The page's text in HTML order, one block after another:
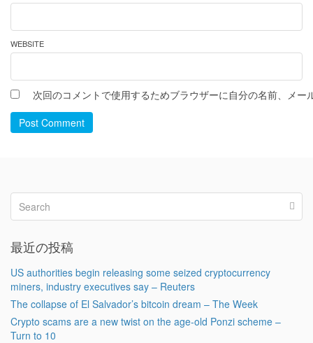
WEBSITE
次回のコメントで使用するためブラウザーに自分の名前、メー
Post Comment
最近の投稿
US authorities begin releasing some seized cryptocurrency
miners, industry executives say – Reuters
The collapse of El Salvador’s bitcoin dream – The Week
Crypto scams are a new twist on the age-old Ponzi scheme –
Turn to 10